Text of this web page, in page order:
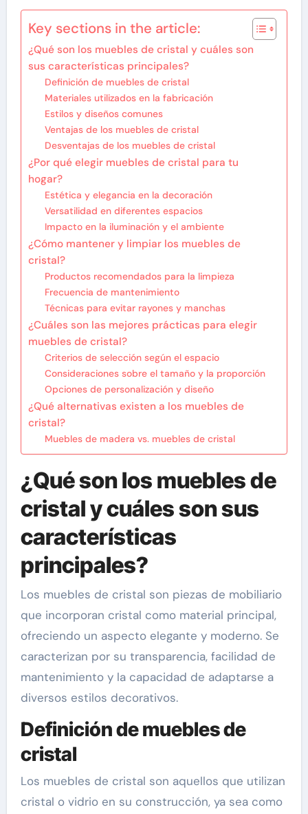
Key sections in the article:
¿Qué son los muebles de cristal y cuáles son
sus características principales?
Definición de muebles de cristal
Materiales utilizados en la fabricación
Estilos y diseños comunes
Ventajas de los muebles de cristal
Desventajas de los muebles de cristal
¿Por qué elegir muebles de cristal para tu
hogar?
Estética y elegancia en la decoración
Versatilidad en diferentes espacios
Impacto en la iluminación y el ambiente
¿Cómo mantener y limpiar los muebles de
cristal?
Productos recomendados para la limpieza
Frecuencia de mantenimiento
Técnicas para evitar rayones y manchas
¿Cuáles son las mejores prácticas para elegir
muebles de cristal?
Criterios de selección según el espacio
Consideraciones sobre el tamaño y la proporción
Opciones de personalización y diseño
¿Qué alternativas existen a los muebles de
cristal?
Muebles de madera vs. muebles de cristal
¿Qué son los muebles de
cristal y cuáles son sus
características
principales?
Los muebles de cristal son piezas de mobiliario
que incorporan cristal como material principal,
ofreciendo un aspecto elegante y moderno. Se
caracterizan por su transparencia, facilidad de
mantenimiento y la capacidad de adaptarse a
diversos estilos decorativos.
Definición de muebles de
cristal
Los muebles de cristal son aquellos que utilizan
cristal o vidrio en su construcción, ya sea como